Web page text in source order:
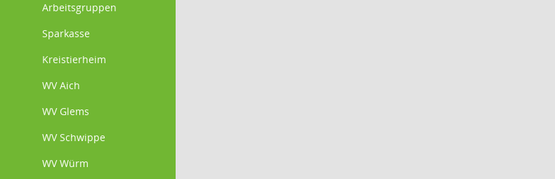
Arbeitsgruppen
Sparkasse
Kreistierheim
WV Aich
WV Glems
WV Schwippe
WV Würm